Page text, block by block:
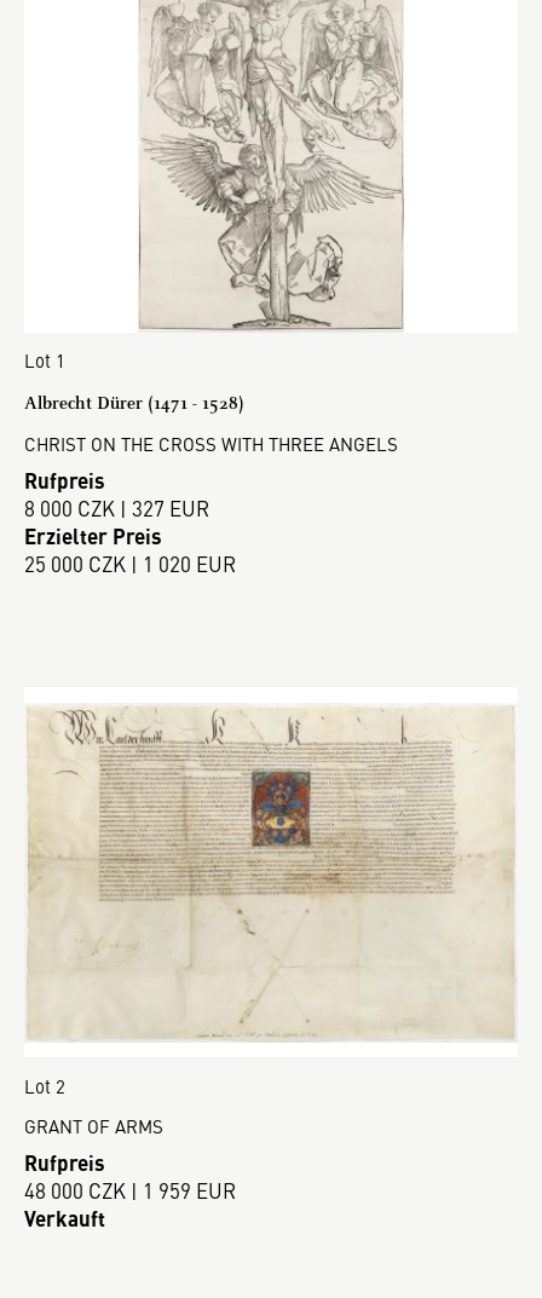
Lot 1
Albrecht Dürer (1471 - 1528)
CHRIST ON THE CROSS WITH THREE ANGELS
Rufpreis
8 000 CZK | 327 EUR
Erzielter Preis
25 000 CZK | 1 020 EUR
Lot 2
GRANT OF ARMS
Rufpreis
48 000 CZK | 1 959 EUR
Verkauft